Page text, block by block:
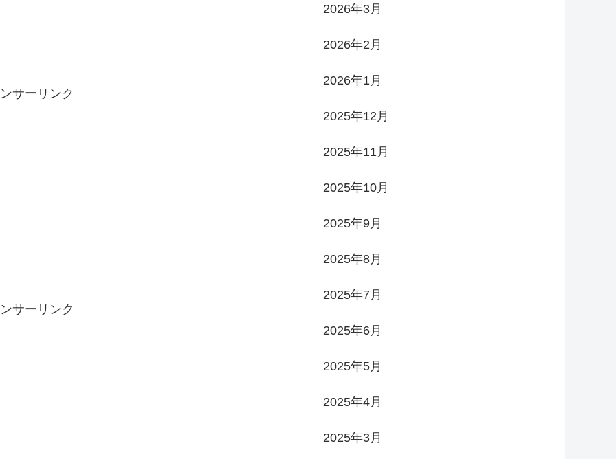
サーリンク
サーリンク
2026年3月
2026年2月
2026年1月
2025年12月
2025年11月
2025年10月
2025年9月
2025年8月
2025年7月
2025年6月
2025年5月
2025年4月
2025年3月